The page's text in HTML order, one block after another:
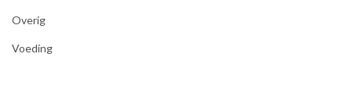
Overig
Voeding